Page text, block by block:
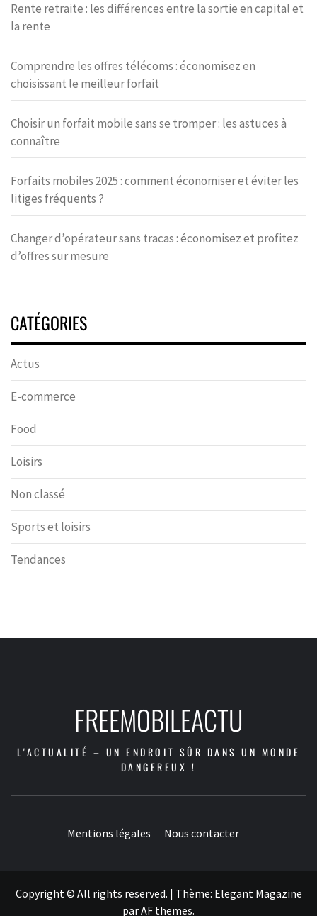
Rente retraite : les différences entre la sortie en capital et
la rente
Comprendre les offres télécoms : économisez en
choisissant le meilleur forfait
Choisir un forfait mobile sans se tromper : les astuces à
connaître
Forfaits mobiles 2025 : comment économiser et éviter les
litiges fréquents ?
Changer d’opérateur sans tracas : économisez et profitez
d’offres sur mesure
CATÉGORIES
Actus
E-commerce
Food
Loisirs
Non classé
Sports et loisirs
Tendances
FREEMOBILEACTU
L'ACTUALITÉ – UN ENDROIT SÛR DANS UN MONDE
DANGEREUX !
Mentions légales Nous contacter
Copyright © All rights reserved. | Thème: Elegant Magazine
parAF themes.